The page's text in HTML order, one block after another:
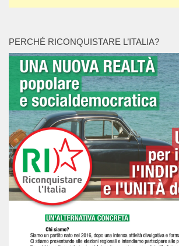
PERCHÉ RICONQUISTARE L’ITALIA?